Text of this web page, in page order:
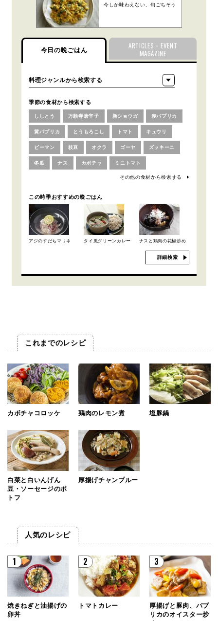
今しか味わえない、旬ごちそう
今日の晩ごはん
ARTICLES・EVENT
MAGAZINE
季節の食材から検索する
ししとう 万願寺唐辛子 新ショウガ 赤パプリカ
黄パプリカ とうもろこし トマト キュウリ
ピーマン 枝豆 オクラ ゴーヤ ズッキーニ
冬瓜 ナス カボチャ ミニトマト
その他の食材から検索する
この時季おすすめの晩ごはん
アジのすだちマリネ タイ風グリーンカレー ナスと鶏肉の花椒炒め
詳細検索
これまでのレシピ
カボチャコロッケ 鶏肉のレモン煮 塩豚鍋
白菜と白いんげん
豆・ソーセージのポ
トフ
厚揚げチャンプルー
人気のレシピ
1
焼きねぎと油揚げの
卵丼
2
トマトカレー
3
厚揚げと豚肉、パプ
リカのオイスター炒